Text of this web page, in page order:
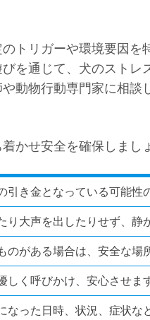
トリガーや環境要因を
を通じて、犬のスト
動物行動専門家に相談
かせ安全を確保しまし
引き金となっている可能性
り大声を出したりせず、静
のがある場合は、安全な場
しく呼びかけ、安心させま
なった日時、状況、症状な